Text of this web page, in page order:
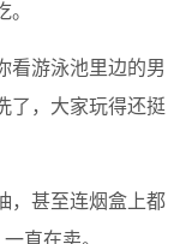
看游泳池里边的男
了，大家玩得还挺
，甚至连烟盒上都
直在卖。